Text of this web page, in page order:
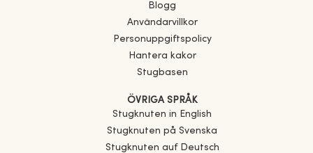
Blogg
Användarvillkor
Personuppgiftspolicy
Hantera kakor
Stugbasen
ÖVRIGA SPRÅK
Stugknuten in English
Stugknuten på Svenska
Stugknuten auf Deutsch